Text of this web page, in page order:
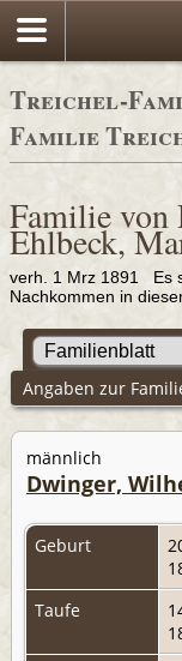
Treichel-
Familie
Familie von
Ehlbeck,
verh. 1 Mrz 1891 Es
Nachkommen in
Angaben zur
männlich
Dwinger,
Geburt
Taufe